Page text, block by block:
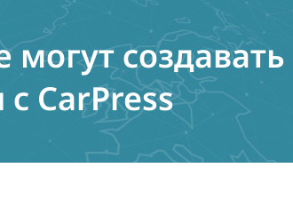
создавать
CarPress